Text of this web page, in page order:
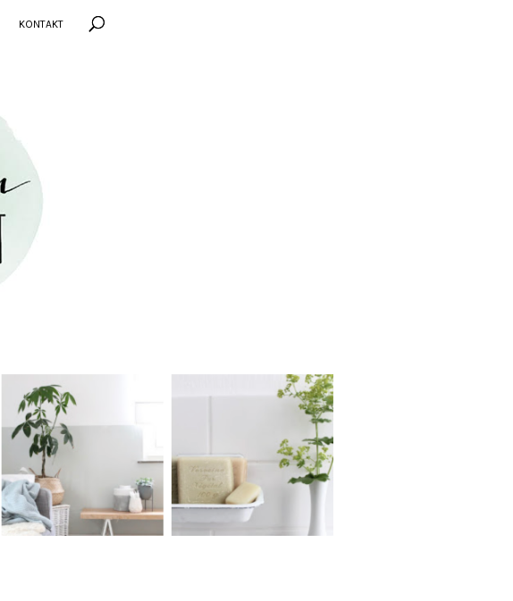
KONTAKT